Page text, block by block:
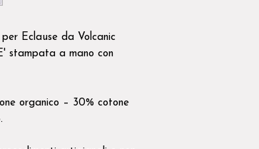
Eclause da Volcanic
stampata a mano con
organico – 30% cotone